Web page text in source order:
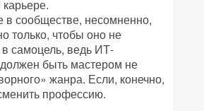
в сообществе, несомненно,
только, чтобы оно не
самоцель, ведь ИТ-
быть мастером не
жанра. Если, конечно,
профессию.